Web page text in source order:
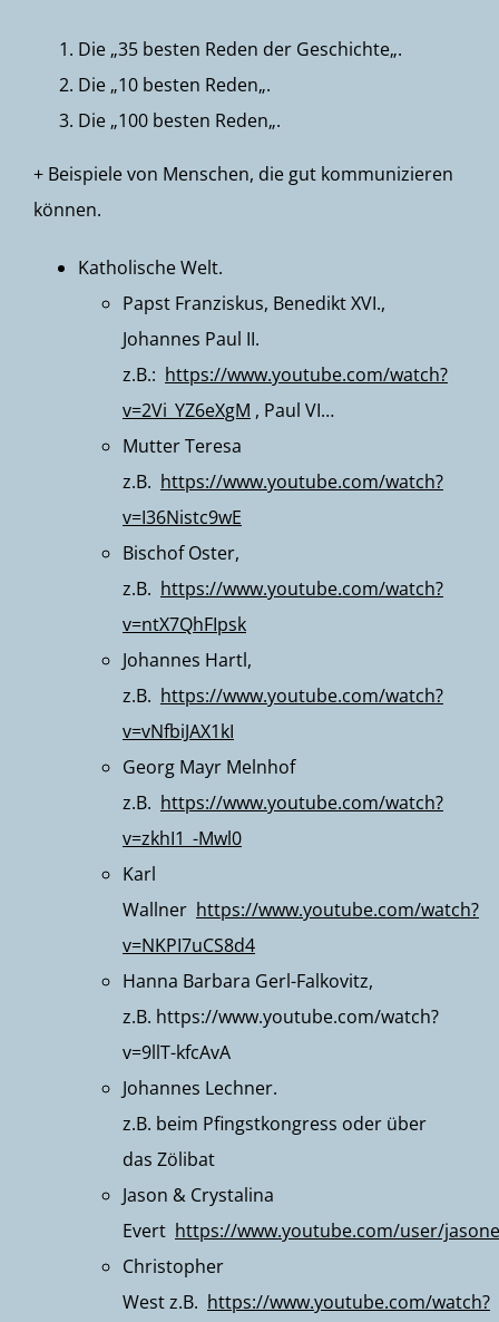
Die „35 besten Reden der Geschichte„.
Die „10 besten Reden„.
Die „100 besten Reden„.
+ Beispiele von Menschen, die gut kommunizieren
können.
Katholische Welt.
Papst Franziskus, Benedikt XVI.,
Johannes Paul II.
z.B.: https://www.youtube.com/watch?
v=2Vi_YZ6eXgM , Paul VI…
Mutter Teresa
z.B. https://www.youtube.com/watch?
v=I36Nistc9wE
Bischof Oster,
z.B. https://www.youtube.com/watch?
v=ntX7QhFIpsk
Johannes Hartl,
z.B. https://www.youtube.com/watch?
v=vNfbiJAX1kI
Georg Mayr Melnhof
z.B. https://www.youtube.com/watch?
v=zkhI1_-Mwl0
Karl
Wallner https://www.youtube.com/watch?
v=NKPI7uCS8d4
Hanna Barbara Gerl-Falkovitz,
z.B. https://www.youtube.com/watch?
v=9llT-kfcAvA
Johannes Lechner.
z.B. beim Pfingstkongress oder über
das Zölibat
Jason & Crystalina
Evert https://www.youtube.com/user/
Christopher
Westz.B. https://www.youtube.com/watch?